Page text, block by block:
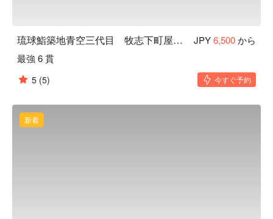
琉球鮨築地青空三代目 牧志下町屋台村 JPY6,500から
最強 6 貫
5 (5) 今すぐ予約
新着